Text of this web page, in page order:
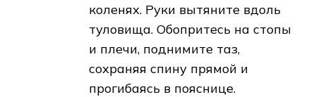
коленях. Руки вытяните вдоль
туловища. Обопритесь на стопы
и плечи, поднимите таз,
сохраняя спину прямой и
прогибаясь в пояснице.